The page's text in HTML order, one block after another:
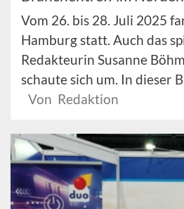
Vom 26. bis 28. Juli 2025
Hamburg statt. Auch das
Redakteurin Susanne
schaute sich um. In dieser
Von Redaktion